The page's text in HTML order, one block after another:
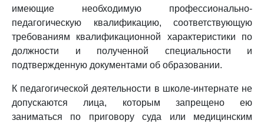
имеющие необходимую профессионально-
педагогическую квалификацию, соответствующую
требованиям квалификационной характеристики по
должности и полученной специальности и
подтвержденную документами об образовании.
К педагогической деятельности в школе-интернате не
допускаются лица, которым запрещено ею
заниматься по приговору суда или медицинским